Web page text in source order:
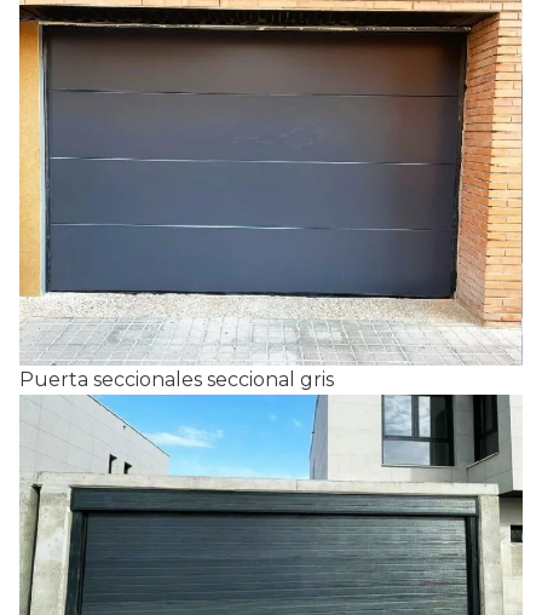
Puerta seccionales seccional gris